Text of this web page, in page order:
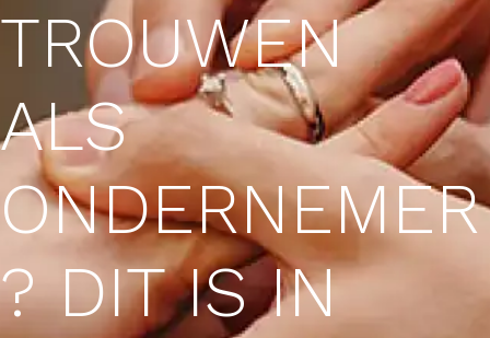
TROUWEN
ALS
ONDERNEMER
? DIT IS IN